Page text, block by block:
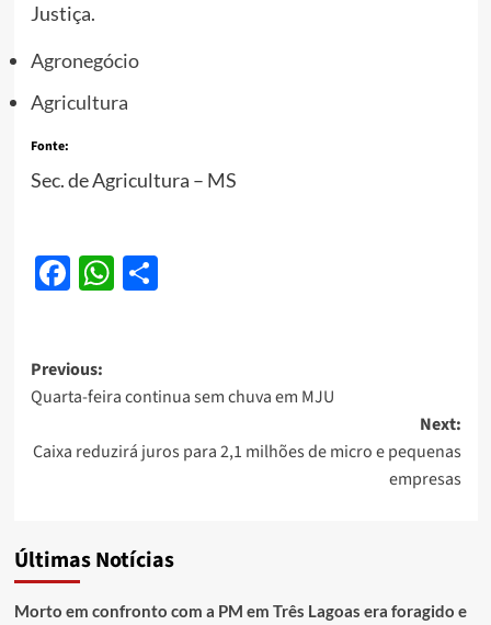
Justiça.
Agronegócio
Agricultura
Fonte:
Sec. de Agricultura – MS
Facebook
WhatsApp
Share
Post
navigation
Previous:
Quarta-feira continua sem chuva em MJU
Next:
Caixa reduzirá juros para 2,1 milhões de micro e pequenas
empresas
Últimas Notícias
Morto em confronto com a PM em Três Lagoas era foragido e